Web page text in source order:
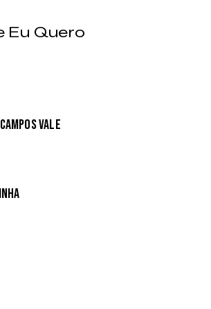
Eu Quero
Vale